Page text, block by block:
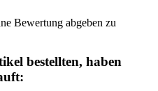
Bewertung abgeben zu
bestellten, haben